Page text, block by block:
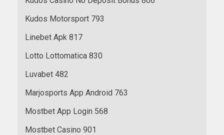
Kudos Motorsport 793
Linebet Apk 817
Lotto Lottomatica 830
Luvabet 482
Marjosports App Android 763
Mostbet App Login 568
Mostbet Casino 901